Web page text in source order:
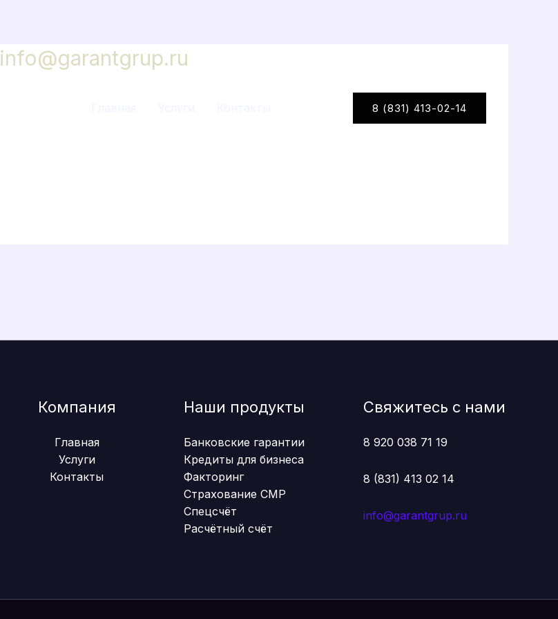
info@garantgrup.ru
8 (831) 413-02-14
Компания
Главная
Услуги
Контакты
Наши продукты
Банковские гарантии
Кредиты для бизнеса
Факторинг
Страхование СМР
Спецсчёт
Расчётный счёт
Свяжитесь с нами
8 920 038 71 19
8 (831) 413 02 14
info@garantgrup.ru